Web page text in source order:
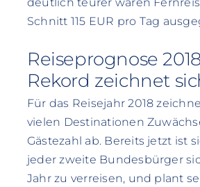
Schnitt 115 EUR pro Tag
Reiseprognose
Rekord zeichnet
Für das Reisejahr 2018
vielen Destinationen
Gästezahl ab. Bereits jetzt ist
jeder zweite Bundesbürger
Jahr zu verreisen, und plant